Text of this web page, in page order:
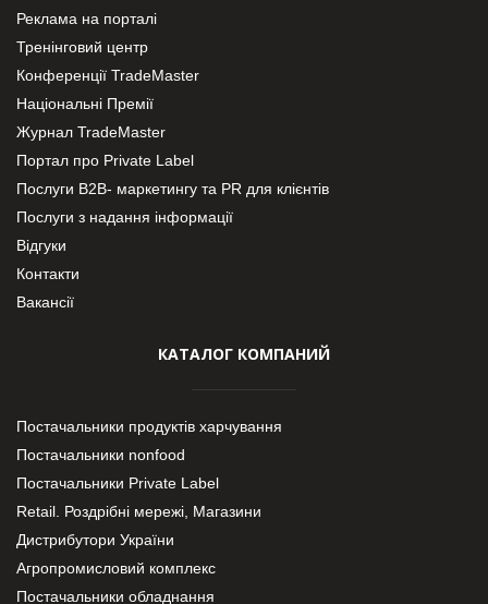
Реклама на порталі
Тренінговий центр
Конференції TradeMaster
Національні Премії
Журнал TradeMaster
Портал про Private Label
Послуги В2В- маркетингу та PR для клієнтів
Послуги з надання інформації
Відгуки
Контакти
Вакансії
КАТАЛОГ КОМПАНИЙ
Постачальники продуктів харчування
Постачальники nonfood
Постачальники Private Label
Retail. Роздрібні мережі, Магазини
Дистрибутори України
Агропромисловий комплекс
Постачальники обладнання